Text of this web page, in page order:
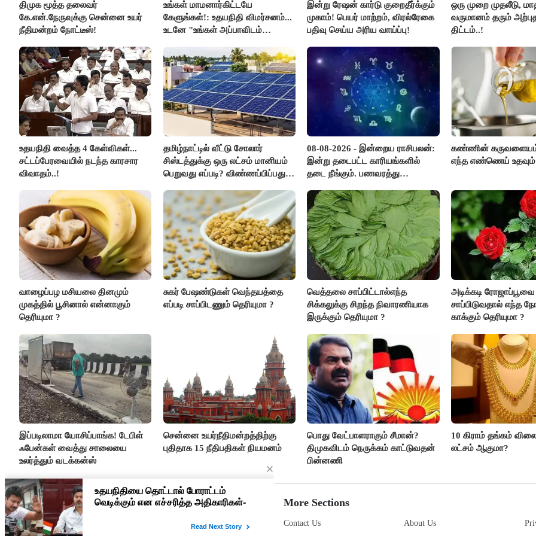
திமுக மூத்த தலைவர்
கே.என்.நேருவுக்கு சென்னை உயர்
நீதிமன்றம் நோட்டீஸ்!
உங்கள் மாமனார்கிட்டயே
கேளுங்கள்!: உதயநிதி விமர்சனம்...
உடனே "உங்கள் அப்பாவிடம்
பதிலடி!
இன்று ரேஷன் கார்டு குறைதீர்க்கும்
முகாம்! பெயர் மாற்றம், விரல்ரேகை
பதிவு செய்ய அரிய வாய்ப்பு!
ஒரு முறை முதலீடு,
வருமானம் தரும்
திட்டம்..!
உதயநிதி வைத்த 4 கேள்விகள்...
சட்டப்பேரவையில் நடந்த காரசார
விவாதம்..!
தமிழ்நாட்டில் வீட்டு சோலார்
சிஸ்டத்துக்கு ஒரு லட்சம் மானியம்
பெறுவது எப்படி? விண்ணப்பிப்பது
08-08-2026 - இன்றைய ராசிபலன்:
இன்று தடைபட்ட காரியங்களில்
தடை நீங்கும். பணவரத்து
எண்ணம் அதிகரிக்கும்..!
கண்ணின்
எந்த எண்ணெய் உதவும்
வாழைப்பழ மசியலை தினமும்
முகத்தில் பூசினால் என்னாகும்
தெரியுமா ?
சுகர் பேஷண்டுகள் வெந்தயத்தை
எப்படி சாப்பிடணும் தெரியுமா ?
வெத்தலை சாப்பிட்டால்எந்த
சிக்கலுக்கு சிறந்த நிவாரணியாக
இருக்கும் தெரியுமா ?
அடிக்கடி ரோஜாப்பூவை
சாப்பிடுவதால் எந்த
காக்கும் தெரியுமா ?
இப்படிலாமா யோசிப்பாங்க! டேபிள்
ஃபேன்கள் வைத்து சாலையை
உலர்த்தும் வடக்கன்ஸ்
சென்னை உயர்நீதிமன்றத்திற்கு
புதிதாக 15 நீதிபதிகள் நியமனம்
பொது வேட்பாளராகும் சீமான்?
திமுகவிடம் நெருக்கம் காட்டுவதன்
பின்னணி
10 கிராம் தங்கம்
லட்சம் ஆகுமா?
More Sections
Contact Us About Us